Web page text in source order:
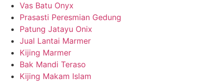
Vas Batu Onyx
Prasasti Peresmian Gedung
Patung Jatayu Onix
Jual Lantai Marmer
Kijing Marmer
Bak Mandi Teraso
Kijing Makam Islam